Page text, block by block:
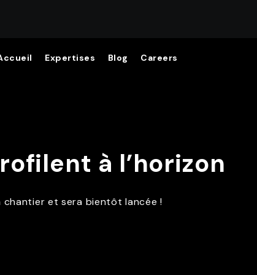
Expertises Blog Careers
à l’horizon
chantier et sera bientôt lancée !